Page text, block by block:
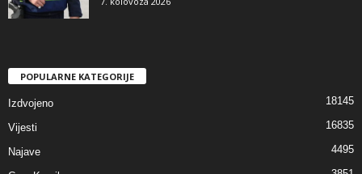
POPULARNE KATEGORIJE
Izdvojeno 18145
Vijesti 16835
Najave 4495